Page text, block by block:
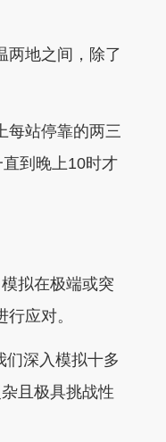
地之间，除了
每站停靠的两三
到晚上10时才
拟在极端或突
应对。
深入模拟十多
且极具挑战性